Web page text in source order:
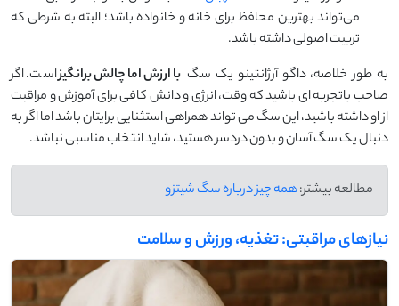
می‌تواند بهترین محافظ برای خانه و خانواده باشد؛ البته به شرطی که
تربیت اصولی داشته باشد.
به طور خلاصه، داگو آرژانتینو یک سگ با ارزش اما چالش ‌برانگیزاست. اگر
صاحب باتجربه ‌ای باشید که وقت، انرژی و دانش کافی برای آموزش و مراقبت
از او داشته باشید، این سگ می ‌تواند همراهی استثنایی برایتان باشد اما اگر به
دنبال یک سگ آسان و بدون دردسر هستید، شاید انتخاب مناسبی نباشد.
مطالعه بیشتر:همه چیز درباره سگ شیتزو
نیازهای مراقبتی: تغذیه، ورزش و سلامت